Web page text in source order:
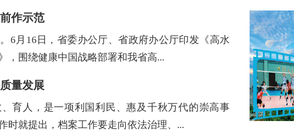
作示范
6月16日，省委办公厅、省政府办公厅印发《高水
，围绕健康中国战略部署和我省高...
量发展
育人，是一项利国利民、惠及千秋万代的崇高事
时就提出，档案工作要走向依法治理、...